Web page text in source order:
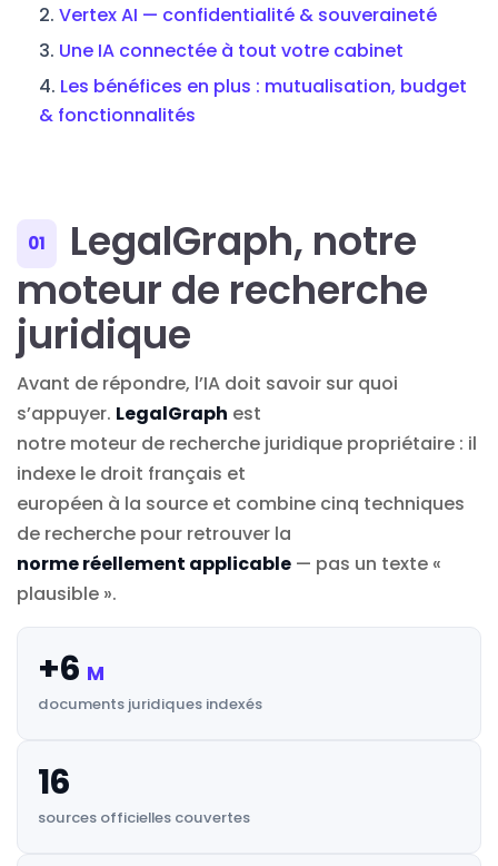
Vertex AI — confidentialité & souveraineté
Une IA connectée à tout votre cabinet
Les bénéfices en plus : mutualisation, budget
& fonctionnalités
01
LegalGraph, notre
moteur de recherche
juridique
Avant de répondre, l’IA doit savoir sur quoi
s’appuyer. LegalGraph est
notre moteur de recherche juridique propriétaire : il
indexe le droit français et
européen à la source et combine cinq techniques
de recherche pour retrouver la
norme réellement applicable — pas un texte «
plausible ».
+6 M
documents juridiques indexés
16
sources officielles couvertes